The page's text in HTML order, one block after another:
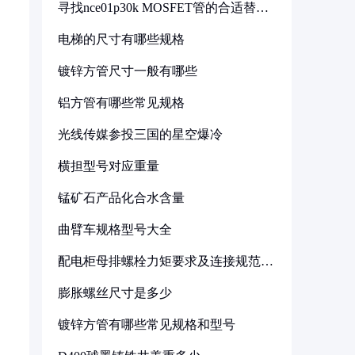
寻找nce01p30k MOSFET管的合适替代
电梯的尺寸有哪些规格
镀锌方管尺寸一般有哪些
铝方管有哪些常见规格
光线传媒参投三国的星空爆冷
横担型号对应重量
锰矿石产品化合水含量
曲臂车规格型号大全
配电柜母排螺栓力矩要求及连接规范详
膨胀螺丝尺寸是多少
镀锌方管有哪些常见规格和型号